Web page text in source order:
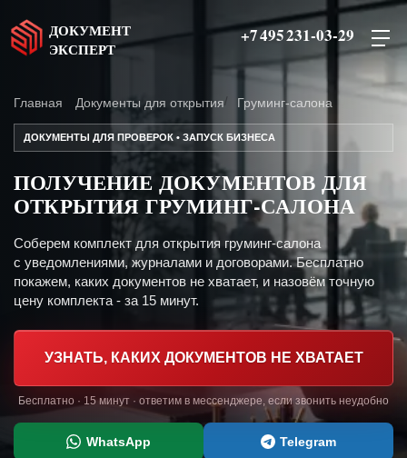
ДОКУМЕНТ
ЭКСПЕРТ
+7 495 231-03-29
Главная Документы для открытия Груминг-салона
ДОКУМЕНТЫ ДЛЯ ПРОВЕРОК • ЗАПУСК БИЗНЕСА
ПОЛУЧЕНИЕ ДОКУМЕНТОВ ДЛЯ
ОТКРЫТИЯ ГРУМИНГ-САЛОНА
Соберем комплект для открытия груминг-салона
с уведомлениями, журналами и договорами. Бесплатно
покажем, каких документов не хватает, и назовём точную
цену комплекта - за 15 минут.
УЗНАТЬ, КАКИХ ДОКУМЕНТОВ НЕ ХВАТАЕТ
Бесплатно · 15 минут · ответим в мессенджере, если звонить неудобно
WhatsApp Telegram